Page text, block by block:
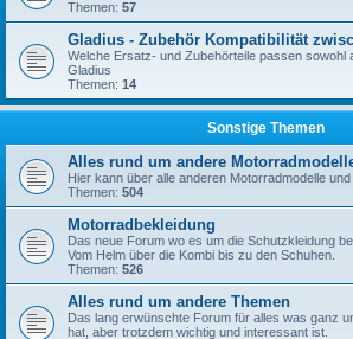
Themen: 57
Gladius - Zubehör Kompatibilität
Welche Ersatz- und Zubehörteile passen sowohl
Gladius
Themen: 14
Sonstige Themen
Alles rund um andere
Hier kann über alle anderen Motorradmodelle
Themen: 504
Motorradbekleidung
Das neue Forum wo es um die Schutzkleidung
Vom Helm über die Kombi bis zu den Schuhen.
Themen: 526
Alles rund um andere Themen
Das lang erwünschte Forum für alles was ganz
hat, aber trotzdem wichtig und interessant ist.